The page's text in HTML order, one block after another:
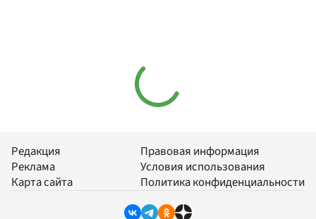
Редакция
Реклама
Карта сайта
Правовая информация
Условия использования
Политика конфиденциальности